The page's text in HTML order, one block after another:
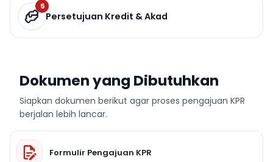
5
Persetujuan Kredit & Akad
Dokumen yang Dibutuhkan
Siapkan dokumen berikut agar proses pengajuan KPR
berjalan lebih lancar.
Formulir Pengajuan KPR